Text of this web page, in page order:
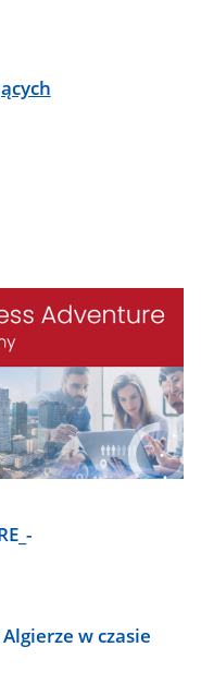
w czasie